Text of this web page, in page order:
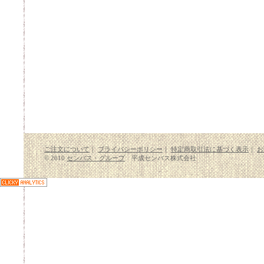
ご注文について｜プライバシーポリシー｜特定商取引法に基づく表示｜
© 2010センバス・グループ平成センバス株式会社